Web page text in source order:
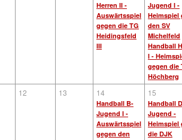
Herren II -
Auswärtsspiel
gegen die TG
Heidingsfeld
III
Jugend I -
Heimspiel
den SV
Michelfeld
Handball
I -
gegen die
Höchberg
12 13 14
Handball B-
Jugend I -
Auswärtsspiel
gegen den
15
Handball
Jugend -
Heimspiel
die DJK